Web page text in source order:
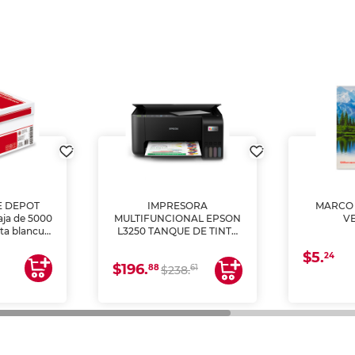
DEPOT
de 5000
blancura
para
volumen
IMPRESORA
MULTIFUNCIONAL EPSON
L3250 TANQUE DE TINTA
$196.88$238.61
$5.24